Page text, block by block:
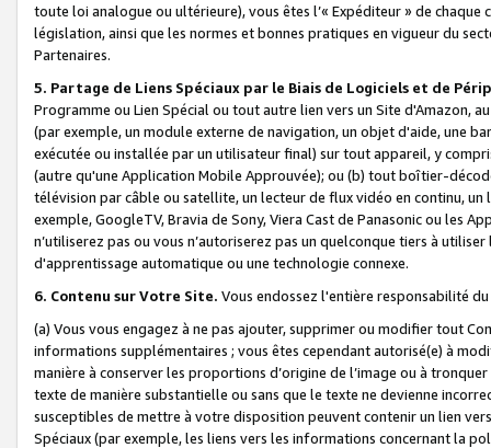
toute loi analogue ou ultérieure), vous êtes l’« Expéditeur » de
législation, ainsi que les normes et bonnes pratiques en vigueur du
Partenaires.
5. Partage de Liens Spéciaux par le Biais de Logiciels et de
Programme ou Lien Spécial ou tout autre lien vers un Site d'Amazon,
(par exemple, un module externe de navigation, un objet d'aide, une
exécutée ou installée par un utilisateur final) sur tout appareil, y
(autre qu'une Application Mobile Approuvée); ou (b) tout boîtier-
télévision par câble ou satellite, un lecteur de flux vidéo en continu,
exemple, GoogleTV, Bravia de Sony, Viera Cast de Panasonic ou les
n’utiliserez pas ou vous n’autoriserez pas un quelconque tiers à
d'apprentissage automatique ou une technologie connexe.
6. Contenu sur Votre Site. Vous endossez l'entière responsabilité
(a) Vous vous engagez à ne pas ajouter, supprimer ou modifier tout
informations supplémentaires ; vous êtes cependant autorisé(e) à
manière à conserver les proportions d’origine de l’image ou à
texte de manière substantielle ou sans que le texte ne devienne
susceptibles de mettre à votre disposition peuvent contenir un lien
Spéciaux (par exemple, les liens vers les informations concernant la